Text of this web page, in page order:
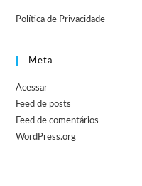
Política de Privacidade
Meta
Acessar
Feed de posts
Feed de comentários
WordPress.org